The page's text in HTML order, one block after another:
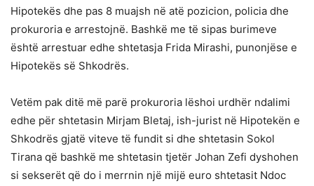
Hipotekës dhe pas 8 muajsh në atë pozicion, policia dhe
prokuroria e arrestojnë. Bashkë me të sipas burimeve
është arrestuar edhe shtetasja Frida Mirashi, punonjëse e
Hipotekës së Shkodrës.
Vetëm pak ditë më parë prokuroria lëshoi urdhër ndalimi
edhe për shtetasin Mirjam Bletaj, ish-jurist në Hipotekën e
Shkodrës gjatë viteve të fundit si dhe shtetasin Sokol
Tirana që bashkë me shtetasin tjetër Johan Zefi dyshohen
si sekserët që do i merrnin një mijë euro shtetasit Ndoc